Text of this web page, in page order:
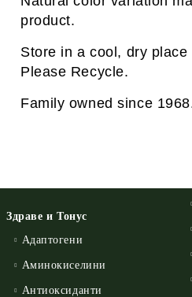
product.
Store in a cool, dry place
Please Recycle.
Family owned since
Здраве и Тонус
Адаптогени
Аминокиселини
Антиоксиданти